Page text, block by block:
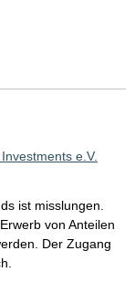
e.V.
ist misslungen.
von Anteilen
Der Zugang